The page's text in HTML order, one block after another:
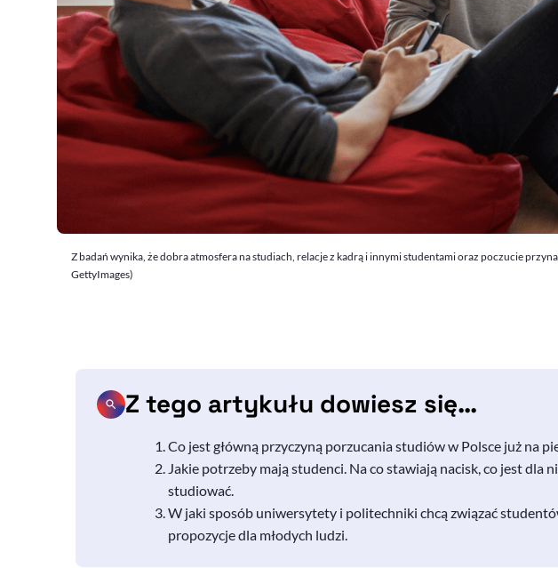
Z badań wynika, że dobra atmosfera na studiach, relacje z kadrą i innymi studentami oraz poczucie
GettyImages)
Z tego artykułu dowiesz się…
Co jest główną przyczyną porzucania studiów w Polsce już na
Jakie potrzeby mają studenci. Na co stawiają nacisk, co jest dla
studiować.
W jaki sposób uniwersytety i politechniki chcą związać
propozycje dla młodych ludzi.